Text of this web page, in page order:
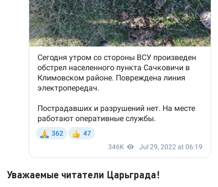
Уважаемые читатели Царьграда!